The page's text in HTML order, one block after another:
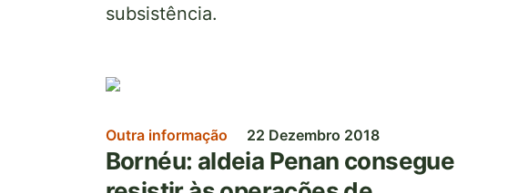
subsistência.
Imagem
Outra informação 22 Dezembro 2018
Bornéu: aldeia Penan consegue